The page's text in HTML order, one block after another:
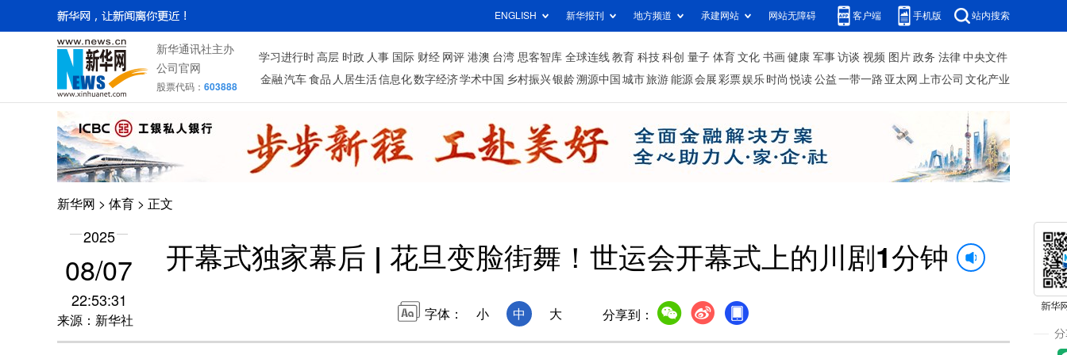
ENGLISH 新华报刊 地方频道 承建网站 网站无障碍 客户端 手机版 站内搜索
新华通讯社主办
公司官网
股票代码： 603888
学习进行时 高层 时政 人事 国际 财经 网评 港澳 台湾 思客智库 全球连线 教育 科技 科创 量子 体育 文化 书画 健康 军事 访谈 视频 图片 政务 法律 中央文件
金融 汽车 食品 人居生活信息化数字经济学术中国 乡村振兴银龄溯源中国 城市旅游 能源 会展 彩票娱乐 时尚 悦读 公益 一带一路 亚太网 上市公司 文化产业
新华网 > 体育 > 正文
2025
08/07
22:53:31
来源：新华社
开幕式独家幕后 | 花旦变脸街舞！世运会开幕式上的川剧1分钟
字体： 小 中 大 分享到：